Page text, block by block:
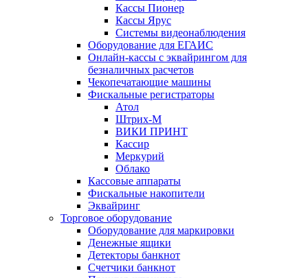
Кассы Пионер
Кассы Ярус
Системы видеонаблюдения
Оборудование для ЕГАИС
Онлайн-кассы с эквайрингом для
безналичных расчетов
Чекопечатающие машины
Фискальные регистраторы
Атол
Штрих-М
ВИКИ ПРИНТ
Кассир
Меркурий
Облако
Кассовые аппараты
Фискальные накопители
Эквайринг
Торговое оборудование
Оборудование для маркировки
Денежные ящики
Детекторы банкнот
Счетчики банкнот